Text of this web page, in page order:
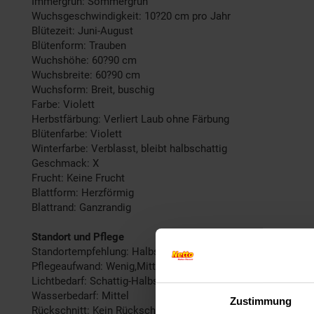
Zustimmung
Wuchsgeschwindigkeit: 10?20 cm pro Jahr
Blütezeit: Juni-August
Blütenform: Trauben
Wuchshöhe: 60?90 cm
Wuchsbreite: 60?90 cm
Wuchsform: Breit, buschig
Farbe: Violett
Herbstfärbung: Verliert Laub ohne Färbung
Blütenfarbe: Violett
Winterfarbe: Verblasst, bleibt halbschattig
Geschmack: X
Frucht: Keine Frucht
Blattform: Herzförmig
Blattrand: Ganzrandig
Standort und Pflege
Standortempfehlung: Halbschattig, feucht
Pflegeaufwand: Wenig,Mittel
Lichtbedarf: Schattig-Halbschattig
Wasserbedarf: Mittel
Rückschnitt: Kein Rückschnitt erforderlich